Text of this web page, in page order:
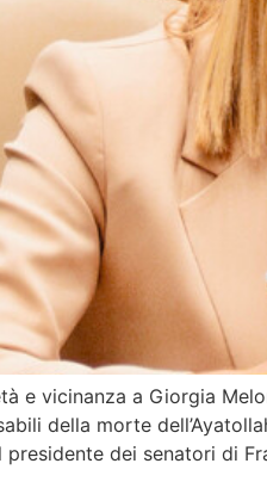
e vicinanza a Giorgia
della morte
presidente dei senatori di